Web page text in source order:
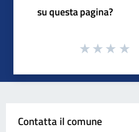
su questa pagina?
Contatta il comune